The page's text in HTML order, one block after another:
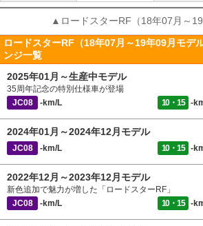
▲ロードスターRF（18年07月～
ロードスターRF（18年07月～19年09月モデ
ンジ一覧
2025年01月～生産中モデル
35周年記念の特別仕様車が登場
JC08
-km/L 10・15 -
2024年01月～2024年12月モデル
JC08 -km/L 10・15 -
2022年12月～2023年12月モデル
新色追加で魅力が増した「ロードスターRF」
JC08
-km/L 10・15 -